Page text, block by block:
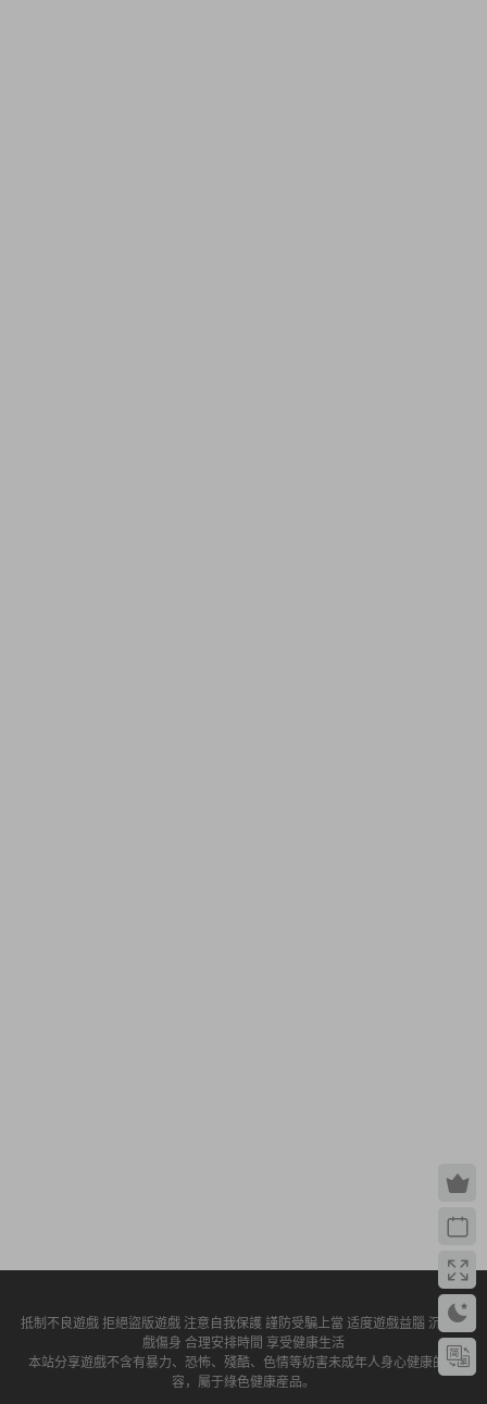
抵制不良遊戲 拒絕盜版遊戲 注意自我保護 謹防受騙上當 适度遊戲益腦 沉迷遊
戲傷身 合理安排時間 享受健康生活
本站分享遊戲不含有暴力、恐怖、殘酷、色情等妨害未成年人身心健康的内
容，屬于綠色健康産品。